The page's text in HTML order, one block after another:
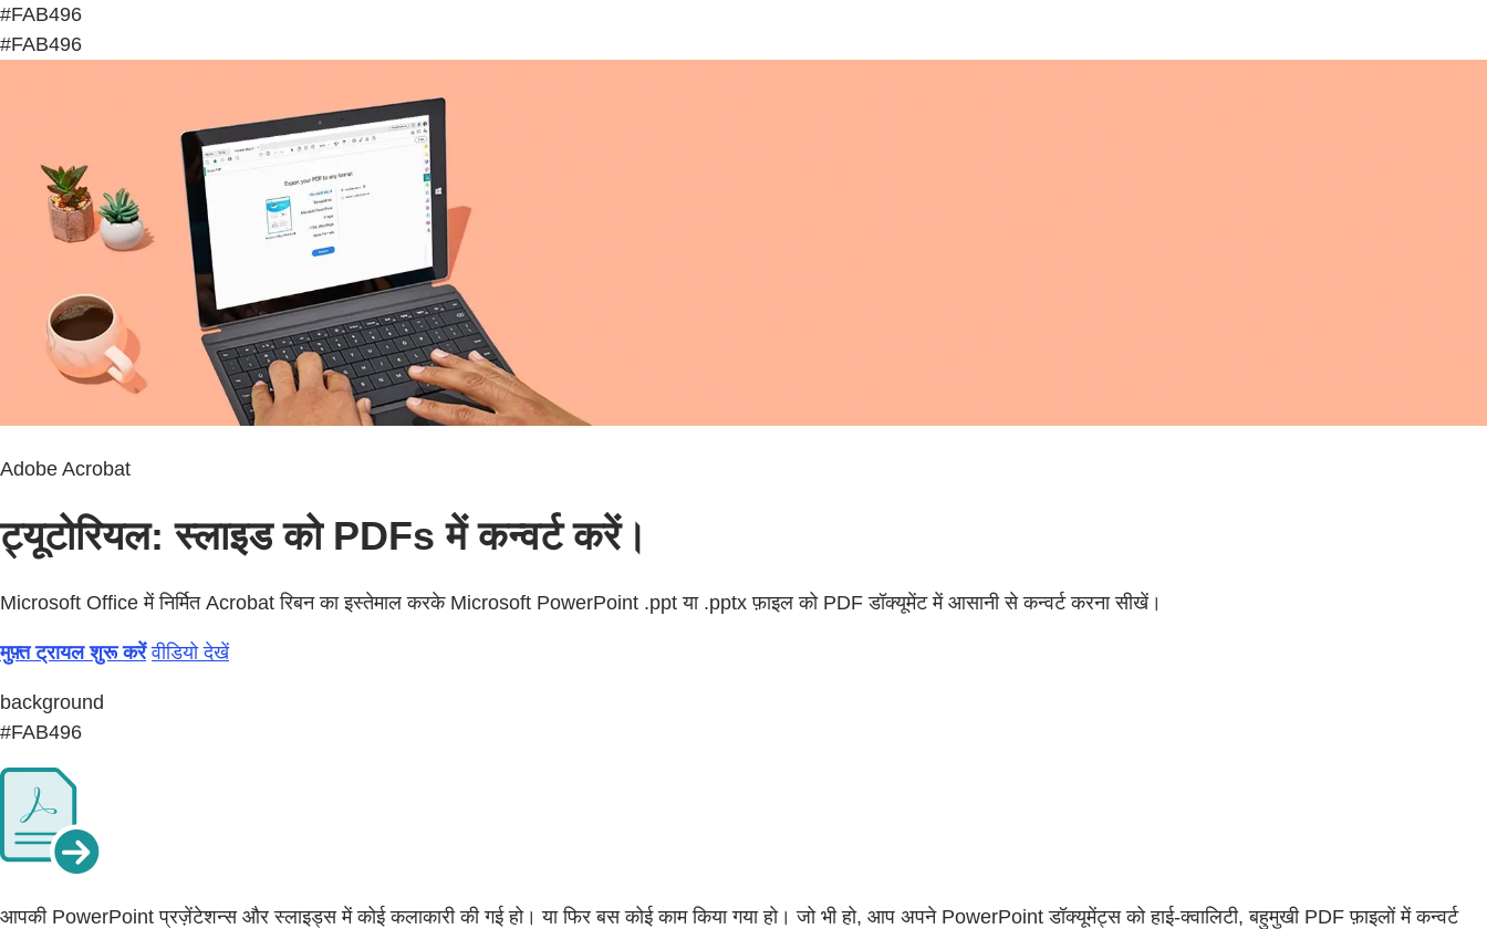
#FAB496
#FAB496
Adobe Acrobat
ट्यूटोरियल: स्लाइड को PDFs में कन्वर्ट करें।
Microsoft Office में निर्मित Acrobat रिबन का इस्तेमाल करके Microsoft PowerPoint .ppt या .pptx फ़ाइल को PDF डॉक्यूमेंट में आसानी से कन्वर्ट करना सीखें।
मुफ़्त ट्रायल शुरू करें वीडियो देखें
background
#FAB496
आपकी PowerPoint प्रज़ेंटेशन्स और स्लाइड्स में कोई कलाकारी की गई हो। या फिर बस कोई काम किया गया हो। जो भी हो, आप अपने PowerPoint डॉक्यूमेंट्स को हाई-क्वालिटी, बहुमुखी PDF फ़ाइलों में कन्वर्ट